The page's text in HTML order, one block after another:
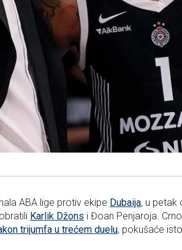
ABA lige protiv ekipe Dubaija, u petak
Karlik Džons i Đoan Penjaroja.
trijumfa u trećem duelu, pokušaće